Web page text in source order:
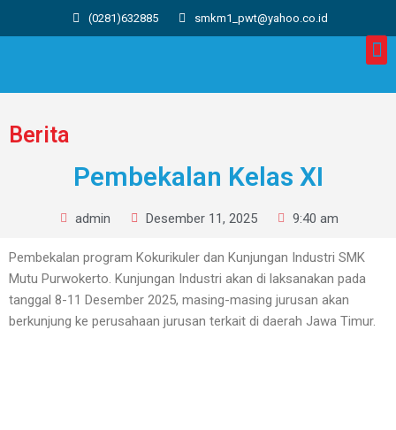
(0281)632885 smkm1_pwt@yahoo.co.id
Berita
Pembekalan Kelas XI
admin Desember 11, 2025 9:40 am
Pembekalan program Kokurikuler dan Kunjungan Industri SMK
Mutu Purwokerto. Kunjungan Industri akan di laksanakan pada
tanggal 8-11 Desember 2025, masing-masing jurusan akan
berkunjung ke perusahaan jurusan terkait di daerah Jawa Timur.